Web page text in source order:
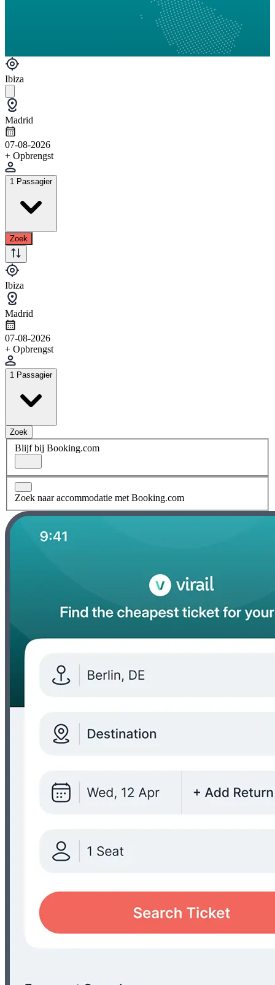
Ibiza
Madrid
07-08-2026
+ Opbrengst
1 Passagier
Zoek
Ibiza
Madrid
07-08-2026
+ Opbrengst
1 Passagier
Zoek
Blijf bij Booking.com
Zoek naar accommodatie met Booking.com